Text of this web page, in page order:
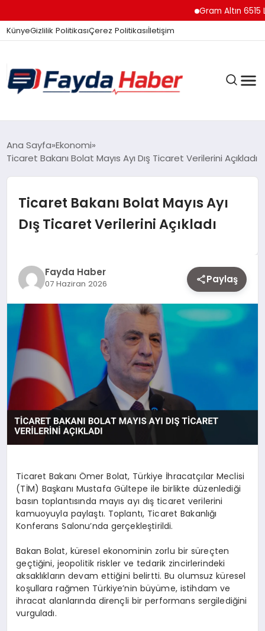
Gram Altın 6515
KünyeGizlilik PolitikasıÇerez Politikasıİletişim
GÜNDEM
TEKNOLOJI
EKONOMI
SIYASET
MAGAZIN
YAŞAM
SAĞLIK
Ana Sayfa Ekonomi
Ticaret Bakanı Bolat Mayıs Ayı Dış Ticaret Verilerini Açıkladı
Ticaret Bakanı Bolat Mayıs Ayı
Dış Ticaret Verilerini Açıkladı
Fayda Haber
07 Haziran 2026 Paylaş
Ticaret Bakanı Ömer Bolat, Türkiye İhracatçılar Meclisi
(TİM) Başkanı Mustafa Gültepe ile birlikte düzenlediği
basın toplantısında mayıs ayı dış ticaret verilerini
kamuoyuyla paylaştı. Toplantı, Ticaret Bakanlığı
Konferans Salonu’nda gerçekleştirildi.
Bakan Bolat, küresel ekonominin zorlu bir süreçten
geçtiğini, jeopolitik riskler ve tedarik zincirlerindeki
aksaklıkların devam ettiğini belirtti. Bu olumsuz küresel
koşullara rağmen Türkiye’nin büyüme, istihdam ve
ihracat alanlarında dirençli bir performans sergilediğini
vurguladı.